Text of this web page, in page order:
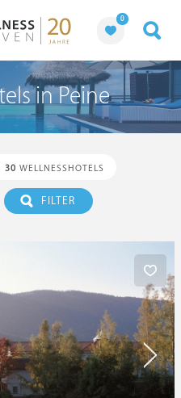
0
in Peine
30 WELLNESSHOTELS
FILTER